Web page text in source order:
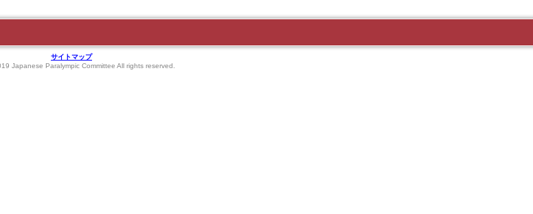
サイトマップ
Japanese Paralympic Committee All rights reserved.